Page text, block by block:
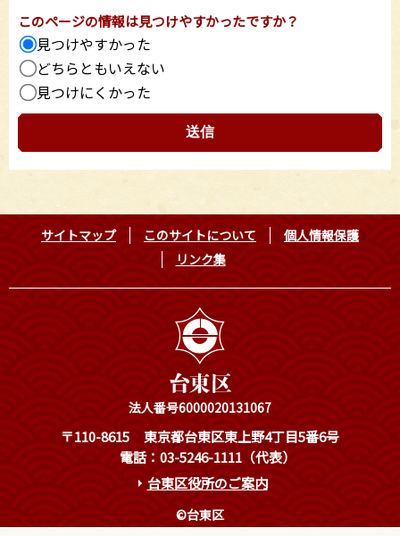
このページの情報は見つけやすかったですか？
見つけやすかった
どちらともいえない
見つけにくかった
サイトマップ このサイトについて
個人情報保護
リンク集
法人番号6000020131067
〒110-8615
東京都台東区東上野4丁目5番6号
電話：03-5246-1111（代表）
台東区役所のご案内
©台東区